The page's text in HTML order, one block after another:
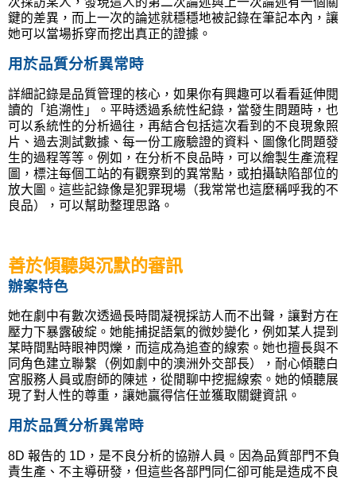
鍵的差異，而上一次的論述就穩穩地被記錄在筆記本內，讓
她可以當場拆穿而挖出真正的證據。
用於品質分析異常時
詳細記錄是品質管理的核心，如果你有興趣可以看看延伸閱
讀的「追溯性」。平時透過系統性紀錄，當發生問題時，也
可以系統性的分析過往，再結合包括這次看到的不良現象照
片、過去測試數據、每一份工廠驗證的資料、圖像化問題發
生的過程等等。例如，在分析不良品時，可以繪製生產流程
圖，標注每個工站的有觀察到的異常點，或拍攝缺陷部位的
放大圖。這些記錄像是犯罪現場（我常常也這麼稱呼我的不
良品），可以幫助整理思路。
善於傾聽與沉默的審訊
辦案特色
她在劇中有數次透過長時間凝視採訪人而不出聲，讓對方在
壓力下暴露破綻。她能捕捉語氣的微妙變化，例如某人提到
某時間點時眼神閃爍，而這成為追查的線索。她也擅長與不
同角色建立聯繫（例如劇中的澳洲外交部長），耐心傾聽白
宮服務人員或廚師的陳述，從閒聊中挖掘線索。她的傾聽展
現了對人性的尊重，讓她贏得信任並獲取關鍵資訊。
用於品質分析異常時
8D 報告的 1D ，是不良分析的協辦人員。因為品質部門不負
責生產、不主導研發，但這些各部門同仁卻可能是造成不良